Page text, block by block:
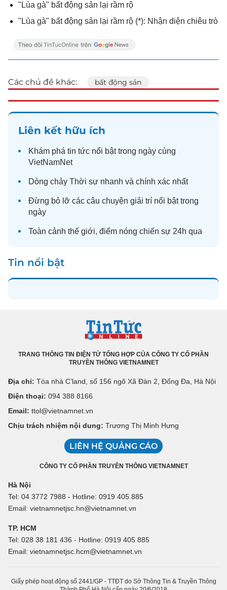
"Lùa gà" bất động sản lại rầm rộ
"Lùa gà" bất động sản lại rầm rộ (*): Nhận diện chiêu trò
Các chủ đề khác: bất động sản
Liên kết hữu ích
Khám phá tin tức nổi bật trong ngày cùng
VietNamNet
Dòng chảy Thời sự nhanh và chính xác nhất
Đừng bỏ lỡ các câu chuyện giải trí nổi bật trong
ngày
Toàn cảnh thế giới, điểm nóng chiến sự 24h qua
Tin nổi bật
TRANG THÔNG TIN ĐIỆN TỬ TỔNG HỢP CỦA CÔNG TY CỔ PHẦN
TRUYỀN THÔNG VIETNAMNET
Địa chỉ: Tòa nhà C’land, số 156 ngõ Xã Đàn 2, Đống Đa, Hà Nội
Điện thoại: 094 388 8166
Email: ttol@vietnamnet.vn
Chịu trách nhiệm nội dung: Trương Thị Minh Hưng
LIÊN HỆ QUẢNG CÁO
CÔNG TY CỔ PHẦN TRUYỀN THÔNG VIETNAMNET
Hà Nội
Tel: 04 3772 7988 - Hotline: 0919 405 885
Email: vietnamnetjsc.hn@vietnamnet.vn
TP. HCM
Tel: 028 38 181 436 - Hotline: 0919 405 885
Email: vietnamnetjsc.hcm@vietnamnet.vn
Giấy phép hoạt động số 2441/GP - TTĐT do Sở Thông Tin & Truyền Thông